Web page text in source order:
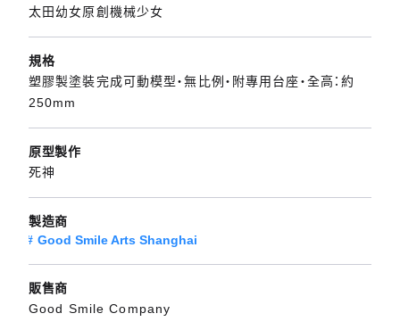
太田幼女原創機械少女
規格
塑膠製塗裝完成可動模型・無比例・附專用台座・全高：約
250mm
原型製作
死神
製造商
Good Smile Arts Shanghai
販售商
Good Smile Company